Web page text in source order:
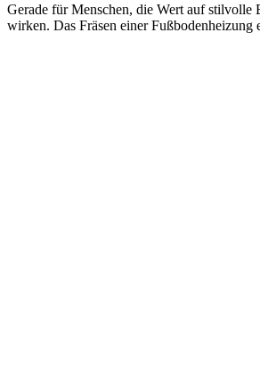
Gerade für Menschen, die Wert auf stilvolle
wirken. Das Fräsen einer